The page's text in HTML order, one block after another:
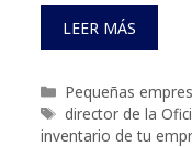
LEER MÁS
Categorías
Pequeñas
Etiquetas
director de la
inventario de tu